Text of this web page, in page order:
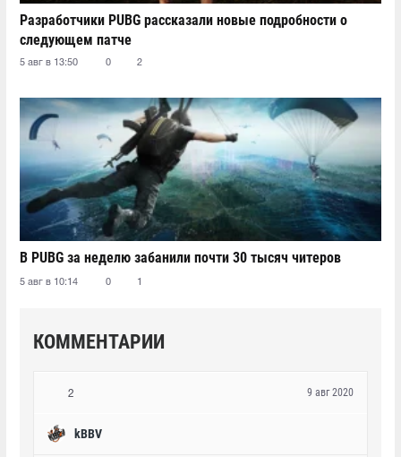
Разработчики PUBG рассказали новые подробности о
следующем патче
5 авг в 13:50 0 2
В PUBG за неделю забанили почти 30 тысяч читеров
5 авг в 10:14 0 1
КОММЕНТАРИИ
2
kBBV
9 авг 2020